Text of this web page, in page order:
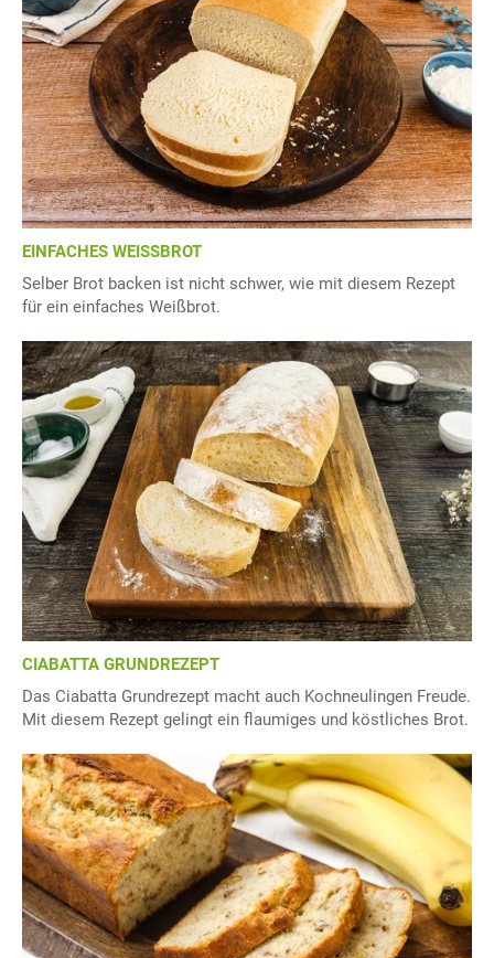
EINFACHES WEISSBROT
Selber Brot backen ist nicht schwer, wie mit diesem Rezept
für ein einfaches Weißbrot.
CIABATTA GRUNDREZEPT
Das Ciabatta Grundrezept macht auch Kochneulingen Freude.
Mit diesem Rezept gelingt ein flaumiges und köstliches Brot.